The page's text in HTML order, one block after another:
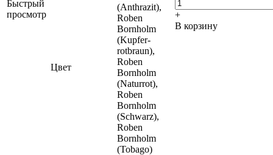
Быстрый
просмотр
Цвет
(Anthrazit),
Roben
Bornholm
(Kupfer-
rotbraun),
Roben
Bornholm
(Naturrot),
Roben
Bornholm
(Schwarz),
Roben
Bornholm
(Tobago)
+
В корзину